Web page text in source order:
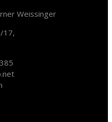
Weissinger
17,